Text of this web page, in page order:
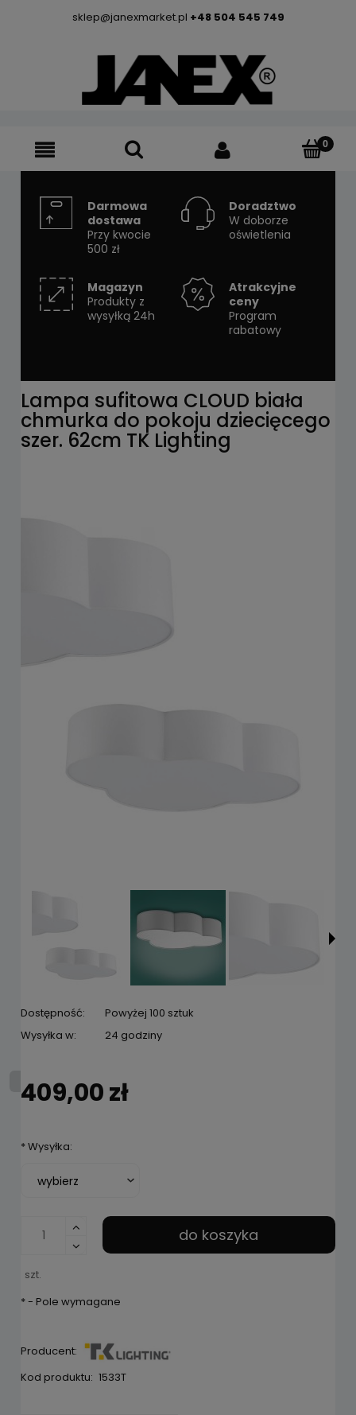
sklep@janexmarket.pl +48 504 545 749
Darmowa
dostawa
Przy kwocie
500 zł
Doradztwo
W doborze
oświetlenia
Magazyn
Produkty z
wysyłką 24h
Atrakcyjne
ceny
Program
rabatowy
Lampa sufitowa CLOUD biała
chmurka do pokoju dziecięcego
szer. 62cm TK Lighting
Dostępność:
Powyżej 100 sztuk
Wysyłka w:
24 godziny
409,00 zł
*Wysyłka:
szt.
do koszyka
*- Pole wymagane
Producent:
Kod produktu: 1533T